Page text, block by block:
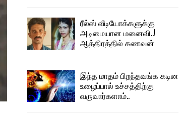
ரீல்ஸ் வீடியோக்களுக்கு
அடிமையான மனைவி..!
ஆத்திரத்தில் கணவன்
இந்த மாதம் பிறந்தவங்க கடின
உழைப்பால் உச்சத்திற்கு
வருவார்களாம்..